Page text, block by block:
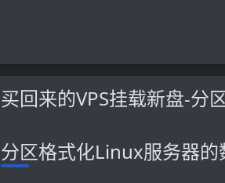
买回来的VPS挂载新盘-分
分区格式化Linux服务器的